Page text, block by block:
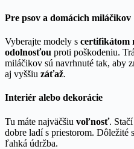
Pre psov a domácich miláčikov
Vyberajte modely s certifikátom
odolnosťou proti poškodeniu.
miláčikov sú navrhnuté tak, aby
aj vyššiu záťaž.
Interiér alebo dekorácie
Tu máte najväčšiu voľnosť.
dobre ladí s priestorom. Dôležité
ľahká údržba.